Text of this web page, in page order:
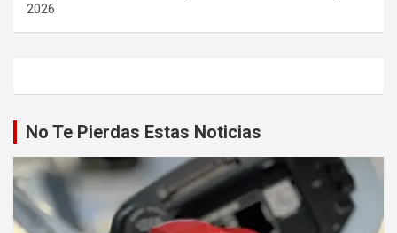
2026
No Te Pierdas Estas Noticias